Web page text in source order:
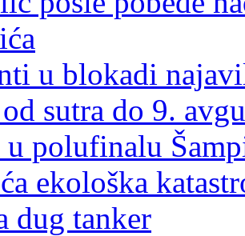
u blokadi
sutra do 9.
u polufinalu
ekološka
dug tanker